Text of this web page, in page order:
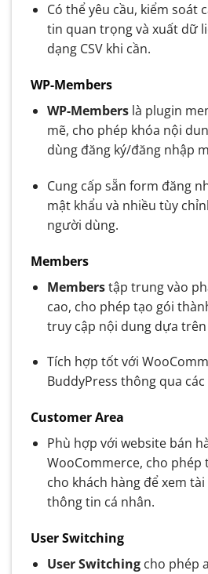
Có thể yêu cầu, kiểm soát
tin quan trọng và xuất dữ
dạng CSV khi cần.
WP-Members
WP-Memberslà plugin
mẽ, cho phép khóa nội
dùng đăng ký/đăng nhập
Cung cấp sẵn form đăng
mật khẩu và nhiều tùy
người dùng.
Members
Memberstập trung vào
cao, cho phép tạo gói
truy cập nội dung dựa
Tích hợp tốt với
BuddyPress thông qua
Customer Area
Phù hợp với website bán
WooCommerce, cho phép
cho khách hàng để xem
thông tin cá nhân.
User Switching
User Switchingcho phép